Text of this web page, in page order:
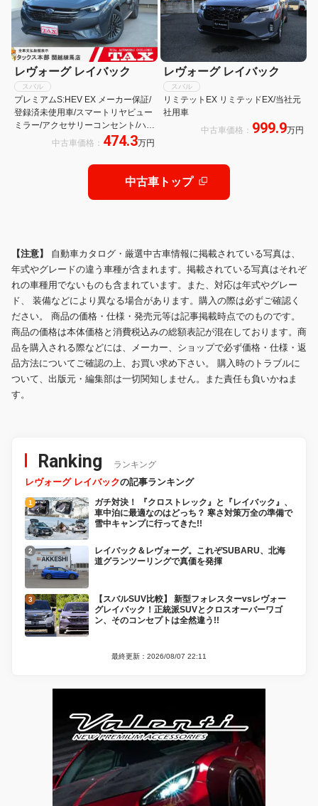
レヴォーグ レイバック
スバル
プレミアムS:HEV EX メーカー保証/
登録済未使用車/スマートリヤビュー
ミラー/アクセサリーコンセント/ハー
マンカードンサウンドシステム/ナッ
ンパワーリヤゲート
中古車価格： 474.3万円
レヴォーグ レイバック
スバル
リミテットEX リミテッドEX/当社元
社用車
中古車価格： 999.9万円
中古車トップ
【注意】 自動車カタログ・厳選中古車情報に掲載されている写真は、
年式やグレードの違う車種が含まれます。掲載されている写真はそれぞ
れの車種用でないものも含まれています。また、対応は年式やグレー
ド、 装備などにより異なる場合があります。購入の際は必ずご確認く
ださい。 商品の価格・仕様・発売元等は記事掲載時点でのものです。
商品の価格は本体価格と消費税込みの総額表記が混在しております。商
品を購入される際などには、メーカー、ショップで必ず価格・仕様・返
品方法についてご確認の上、お買い求め下さい。 購入時のトラブルに
ついて、出版元・編集部は一切関知しません。また責任も負いかねま
す。
Ranking ランキング
レヴォーグ レイバックの記事ランキング
ガチ対決！ 『クロストレック』と『レイバック』、
車中泊に最適なのはどっち？ 寒さ対策万全の準備で
雪中キャンプに行ってきた!!
レイバック＆レヴォーグ。これぞSUBARU、北海
道グランツーリングで真価を発揮
【スバルSUV比較】 新型フォレスターvsレヴォー
グレイバック！正統派SUVとクロスオーバーワゴ
ン、そのコンセプトは全然違う!!
最終更新：2026/08/07 22:11